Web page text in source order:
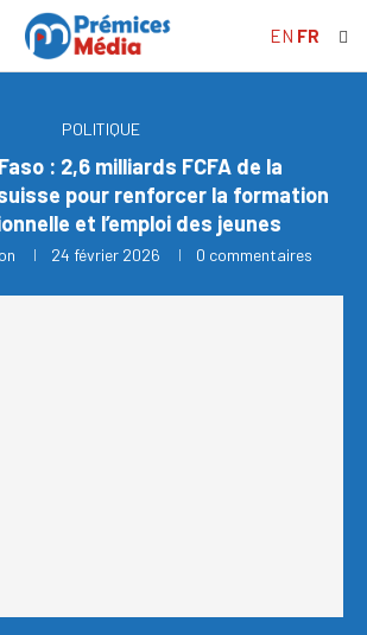
EN FR
POLITIQUE
: 2,6 milliards FCFA de la
pour renforcer la formation
et l’emploi des jeunes
24 février 2026 0 commentaires